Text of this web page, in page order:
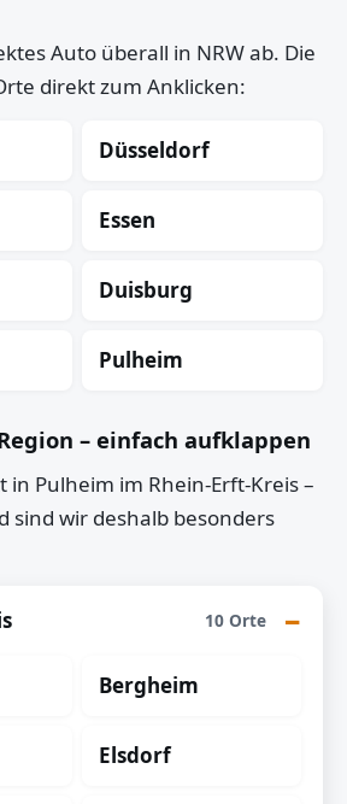
Auto überall in NRW ab. Die
direkt zum Anklicken:
Düsseldorf
Essen
Duisburg
Pulheim
– einfach aufklappen
in Pulheim im Rhein-Erft-Kreis –
sind wir deshalb besonders
10 Orte
Bergheim
Elsdorf